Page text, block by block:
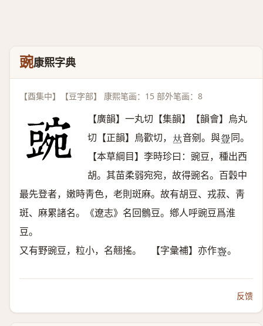
豌康熙字典
【酉集中】【豆字部】 康熙笔画：15 部外笔画：8
【廣韻】一丸切【集韻】【韻會】烏丸
切【正韻】烏歡切， 𠀤音剜。與𧯡 同。
【本草綱目】李時珍曰：豌豆，種出西
胡。其苗柔弱宛宛，故得豌名。百穀中
最先登者，嫩時靑色，老則斑麻。故有胡豆、戎菽、靑
斑、麻累諸名。《遼志》名回鶻豆。鄕人呼豌豆爲淮
豆。
又有野豌豆，粒小，名翹搖。 【字彙補】亦作𧯳 。
反馈